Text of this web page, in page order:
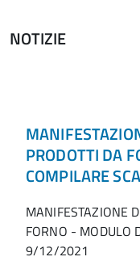
NOTIZIE
PRODOTTI DA
COMPILARE
MANIFESTAZIONE
FORNO - MODULO
9/12/2021